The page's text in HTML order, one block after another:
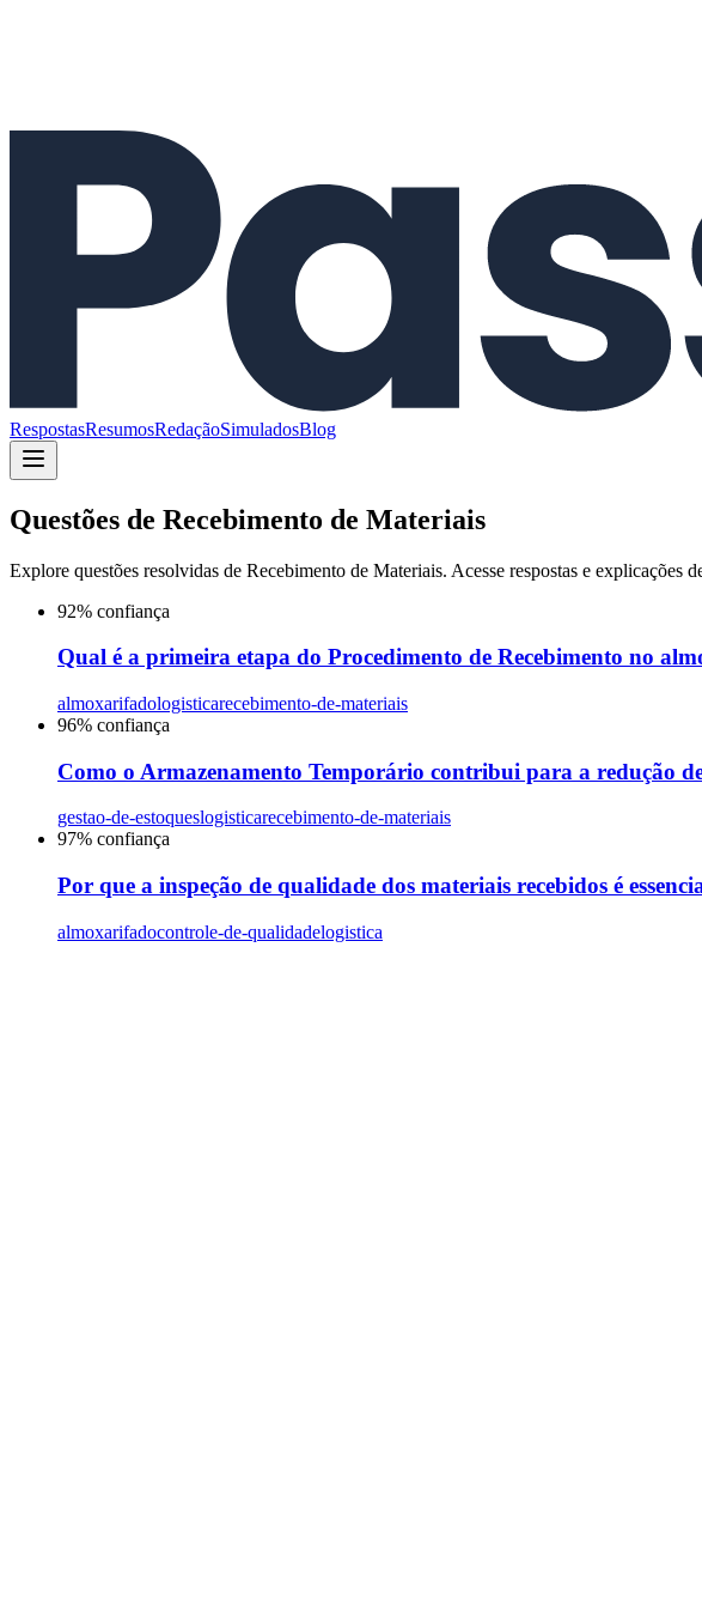
RespostasResumosRedaçãoSimuladosBlog
Questões de Recebimento de Materiais
Explore questões resolvidas de Recebimento de Materiais. Acesse respostas e explicações
92% confiança
Qual é a primeira etapa do Procedimento de Recebimento no
almoxarifadologisticarecebimento-de-materiais
96% confiança
Como o Armazenamento Temporário contribui para a redução
gestao-de-estoqueslogisticarecebimento-de-materiais
97% confiança
Por que a inspeção de qualidade dos materiais recebidos é
almoxarifadocontrole-de-qualidadelogistica